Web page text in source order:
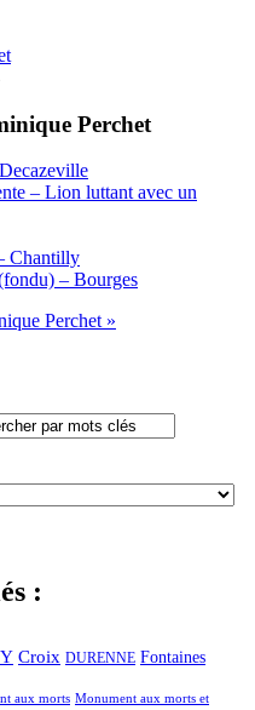
Perchet
– Lion luttant avec un
Chantilly
– Bourges
Perchet »
:
Croix DURENNE Fontaines
aux morts Monument aux morts et